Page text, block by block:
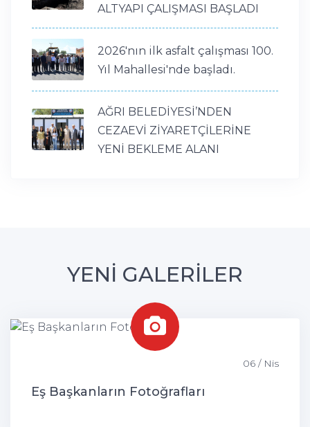
ALTYAPI ÇALIŞMASI BAŞLADI
2026'nın ilk asfalt çalışması 100.
Yıl Mahallesi'nde başladı.
AĞRI BELEDİYESİ’NDEN
CEZAEVİ ZİYARETÇİLERİNE
YENİ BEKLEME ALANI
YENİ GALERİLER
06 / Nis
Eş Başkanların Fotoğrafları